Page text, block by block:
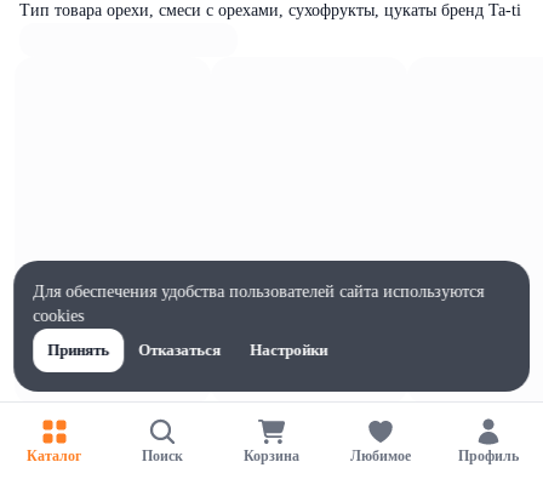
Тип товара орехи, смеси с орехами, сухофрукты, цукаты бренд Ta-ti
Характеристики
Ширина, мм
Каталог Поиск Корзина Любимое Профиль
Для обеспечения удобства пользователей сайта используются
cookies
Принять
Отказаться Настройки